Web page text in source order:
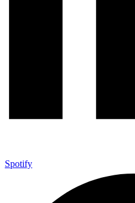
Spotify